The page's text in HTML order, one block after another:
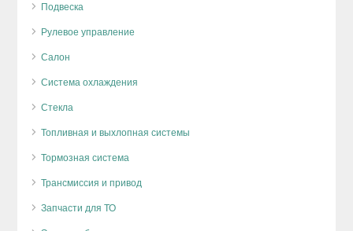
Подвеска
Рулевое управление
Салон
Система охлаждения
Стекла
Топливная и выхлопная системы
Тормозная система
Трансмиссия и привод
Запчасти для ТО